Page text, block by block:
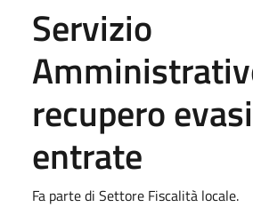
Servizio
recupero
entrate
Fa parte di Settore Fiscalità locale.